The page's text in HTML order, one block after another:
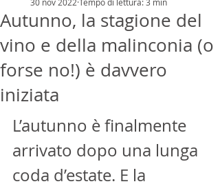
Autunno, la stagione del
vino e della malinconia (o
forse no!) è davvero
iniziata
L’autunno è finalmente
arrivato dopo una lunga
coda d’estate. E la